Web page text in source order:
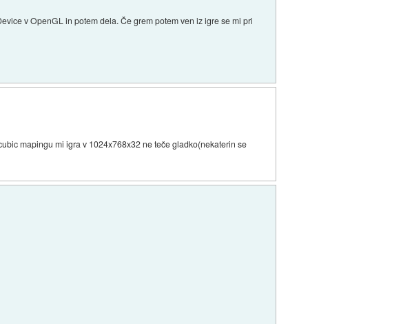
v OpenGL in potem dela. Če grem potem ven iz igre se mi pri
mapingu mi igra v 1024x768x32 ne teče gladko(nekaterin se